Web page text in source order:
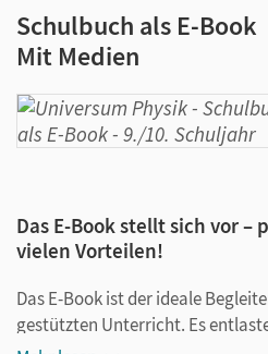
Schulbuch als E-Book
Mit Medien
Das E-Book stellt sich vor –
vielen Vorteilen!
Das E-Book ist der ideale
gestützten Unterricht. Es